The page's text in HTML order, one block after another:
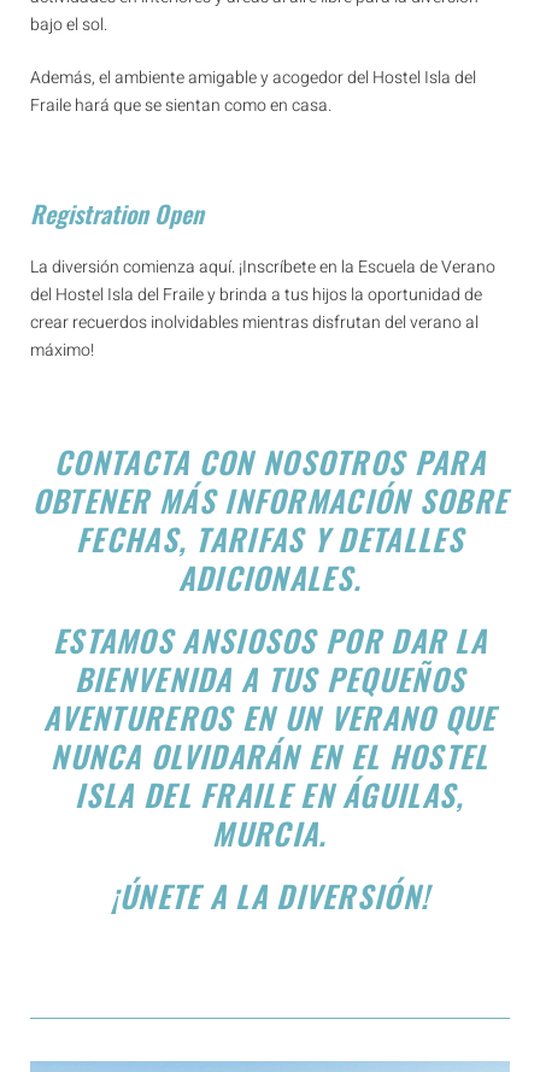
bajo el sol.
Además, el ambiente amigable y acogedor del Hostel Isla del
Fraile hará que se sientan como en casa.
Registration Open
La diversión comienza aquí. ¡Inscríbete en la Escuela de Verano
del Hostel Isla del Fraile y brinda a tus hijos la oportunidad de
crear recuerdos inolvidables mientras disfrutan del verano al
máximo!
CONTACTA CON NOSOTROS PARA
OBTENER MÁS INFORMACIÓN SOBRE
FECHAS, TARIFAS Y DETALLES
ADICIONALES.
ESTAMOS ANSIOSOS POR DAR LA
BIENVENIDA A TUS PEQUEÑOS
AVENTUREROS EN UN VERANO QUE
NUNCA OLVIDARÁN EN EL HOSTEL
ISLA DEL FRAILE EN ÁGUILAS,
MURCIA.
¡ÚNETE A LA DIVERSIÓN!